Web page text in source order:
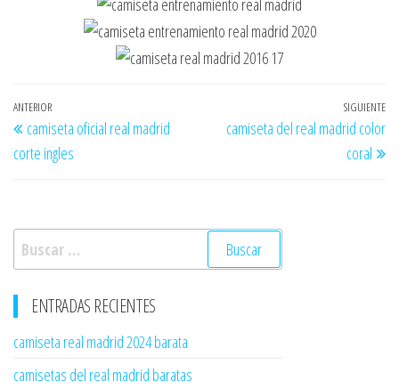
Navegación
de
entradas
Entrada
anterior
ANTERIOR
camiseta oficial real madrid
corte ingles
SIGUIENTE
camiseta del real madrid color
coral
Buscar:
ENTRADAS RECIENTES
camiseta real madrid 2024 barata
camisetas del real madrid baratas